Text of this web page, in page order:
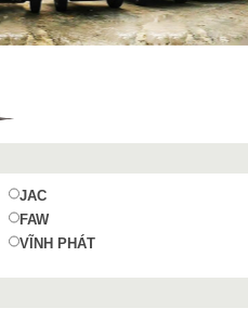
JAC
FAW
VĨNH PHÁT